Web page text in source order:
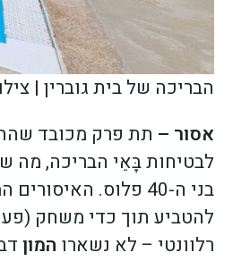
הבריכה של בית גוברין |
אסור – תת פרק מכובד
לבטיחות בָּאֵי הבריכה, מה
בני ה-40 פלוס.
להטביע תוך כדי משחק
רלוונטי – לא נשארו המון